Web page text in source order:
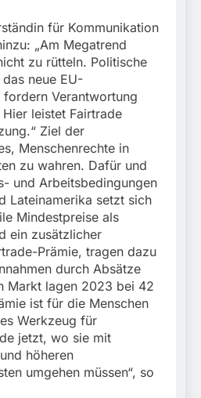
für Kommunikation
„Am Megatrend
zu rütteln. Politische
neue EU-
Verantwortung
leistet Fairtrade
Ziel der
Menschenrechte in
zu wahren. Dafür und
und Arbeitsbedingungen
Lateinamerika setzt sich
Mindestpreise als
ein zusätzlicher
Prämie, tragen dazu
durch Absätze
Markt lagen 2023 bei 42
ist für die Menschen
Werkzeug für
jetzt, wo sie mit
höheren
umgehen müssen“, so